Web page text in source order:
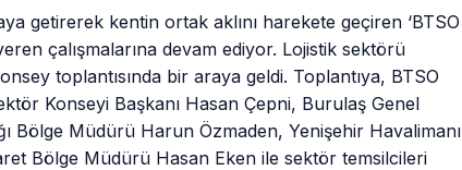
getirerek kentin ortak aklını harekete geçiren ‘BTSO
çalışmalarına devam ediyor. Lojistik sektörü
toplantısında bir araya geldi. Toplantıya, BTSO
Konseyi Başkanı Hasan Çepni, Burulaş Genel
Bölge Müdürü Harun Özmaden, Yenişehir Havalimanı
Bölge Müdürü Hasan Eken ile sektör temsilcileri